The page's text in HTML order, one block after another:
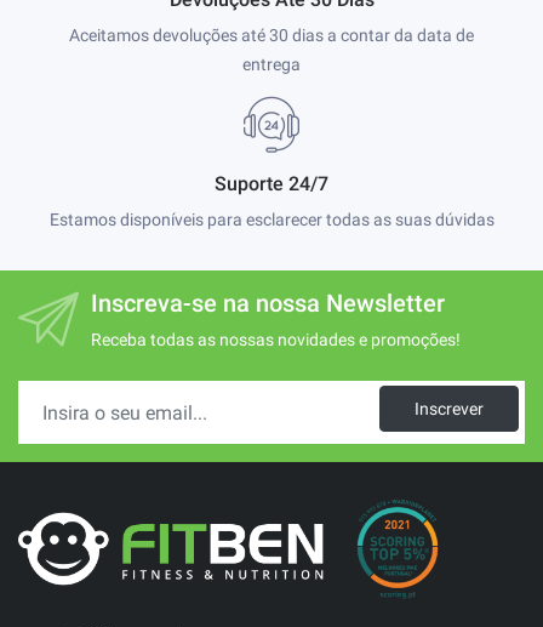
Aceitamos devoluções até 30 dias a contar da data de
entrega
Suporte 24/7
Estamos disponíveis para esclarecer todas as suas dúvidas
Inscreva-se na nossa Newsletter
Receba todas as nossas novidades e promoções!
Inscrever